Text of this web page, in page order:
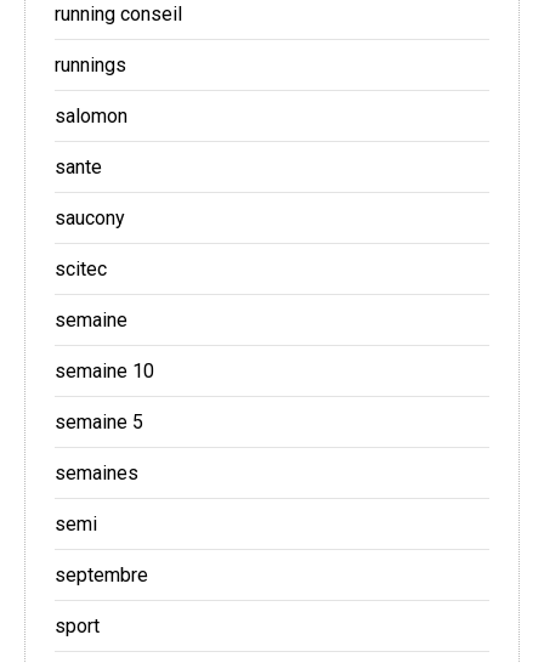
running conseil
runnings
salomon
sante
saucony
scitec
semaine
semaine 10
semaine 5
semaines
semi
septembre
sport